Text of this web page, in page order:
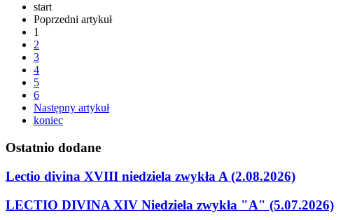
start
Poprzedni artykuł
1
2
3
4
5
6
Następny artykuł
koniec
Ostatnio dodane
Lectio divina XVIII niedziela zwykła A (2.08.2026)
LECTIO DIVINA XIV Niedziela zwykła "A" (5.07.2026)